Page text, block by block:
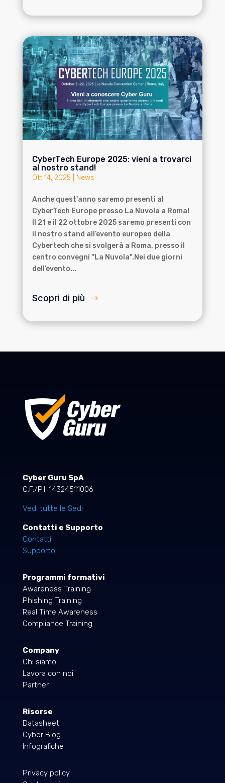
CyberTech Europe 2025: vieni a trovarci
al nostro stand!
Ott 14, 2025 News
Anche quest'anno saremo presenti al
CyberTech Europe presso La Nuvola a Roma!
Il 21 e il 22 ottobre 2025 saremo presenti con
il nostro stand all’evento europeo della
Cybertech che si svolgerà a Roma, presso il
centro convegni "La Nuvola".Nei due giorni
dell’evento...
Scopri di più
Cyber Guru SpA
C.F./P.I. 14324511006
Vedi tutte le Sedi
Contatti e Supporto
Contatti
Supporto
Programmi formativi
Awareness Training
Phishing Training
Real Time Awareness
Compliance Training
Company
Chi siamo
Lavora con noi
Partner
Risorse
Datasheet
Cyber Blog
Infografiche
Privacy policy